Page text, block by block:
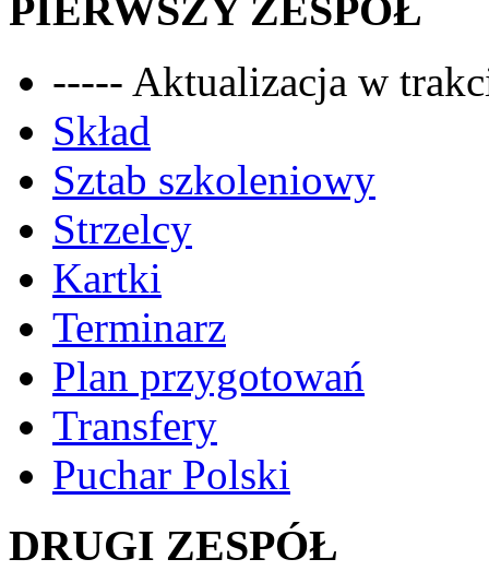
PIERWSZY ZESPÓŁ
----- Aktualizacja w
Skład
Sztab szkoleniowy
Strzelcy
Kartki
Terminarz
Plan przygotowań
Transfery
Puchar Polski
DRUGI ZESPÓŁ